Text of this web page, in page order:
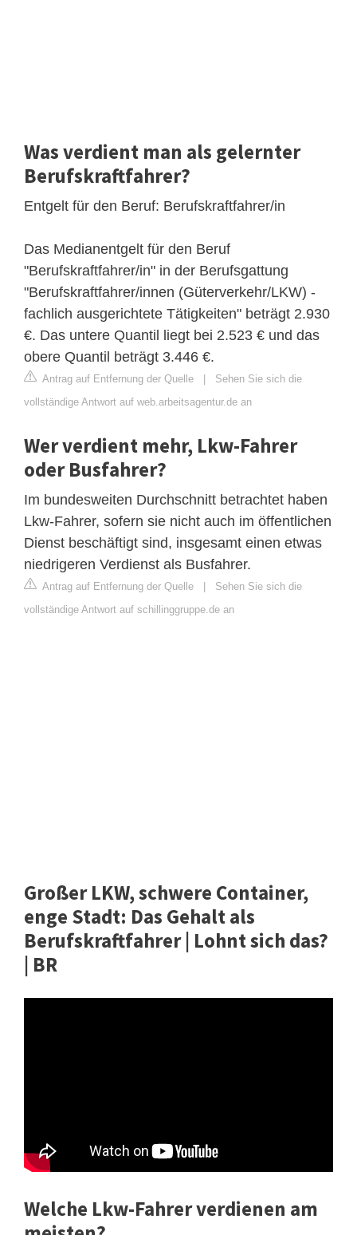
Was verdient man als gelernter
Berufskraftfahrer?
Entgelt für den Beruf: Berufskraftfahrer/in
Das Medianentgelt für den Beruf
"Berufskraftfahrer/in" in der Berufsgattung
"Berufskraftfahrer/innen (Güterverkehr/LKW) -
fachlich ausgerichtete Tätigkeiten" beträgt 2.930
€. Das untere Quantil liegt bei 2.523 € und das
obere Quantil beträgt 3.446 €.
Antrag auf Entfernung der Quelle
Sehen Sie sich die
vollständige Antwort auf web.arbeitsagentur.de an
Wer verdient mehr, Lkw-Fahrer
oder Busfahrer?
Im bundesweiten Durchschnitt betrachtet haben
Lkw-Fahrer, sofern sie nicht auch im öffentlichen
Dienst beschäftigt sind, insgesamt einen etwas
niedrigeren Verdienst als Busfahrer.
Antrag auf Entfernung der Quelle
Sehen Sie sich die
vollständige Antwort auf schillinggruppe.de an
Großer LKW, schwere Container,
enge Stadt: Das Gehalt als
Berufskraftfahrer | Lohnt sich das?
| BR
Welche Lkw-Fahrer verdienen am